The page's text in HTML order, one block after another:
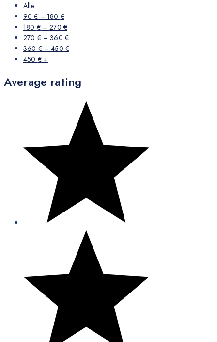
Alle
90€ –180 €
180 € –270 €
270 € –360 €
360 € –450 €
450 €+
Average rating